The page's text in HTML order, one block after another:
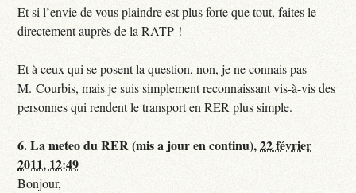
Et si l’envie de vous plaindre est plus forte que tout, faites le
directement auprès de la RATP !
Et à ceux qui se posent la question, non, je ne connais pas
M. Courbis, mais je suis simplement reconnaissant vis-à-vis des
personnes qui rendent le transport en RER plus simple.
6.La meteo du RER (mis a jour en continu),22 février
2011, 12:49
Bonjour,